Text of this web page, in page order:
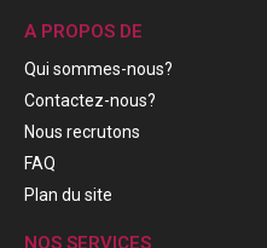
A PROPOS DE
Qui sommes-nous?
Contactez-nous?
Nous recrutons
FAQ
Plan du site
NOS SERVICES